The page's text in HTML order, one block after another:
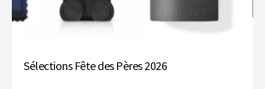
Sélections Fête des Pères 2026